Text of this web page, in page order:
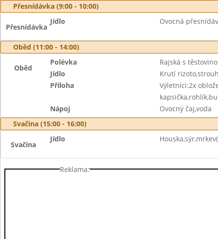
Přesnídávka (9:00 - 10:00)
Přesnídávka
Jídlo Ovocná
Oběd (11:00 - 14:00)
Oběd
Polévka
Rajská s
Jídlo
Krutí
Příloha
Výletníci:2x
Nápoj
Ovocný čaj,voda
Svačina (15:00 - 16:00)
Svačina
Jídlo
Reklama: